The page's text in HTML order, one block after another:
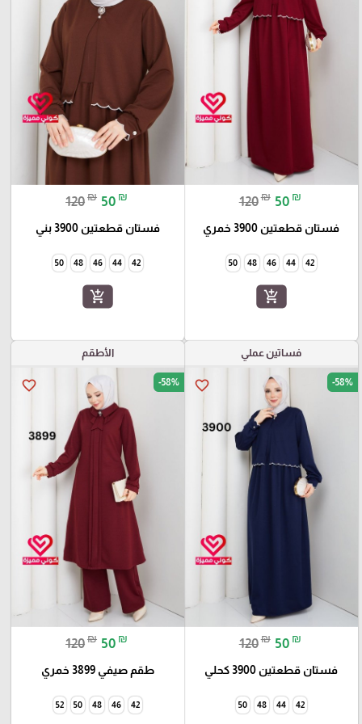
120₪ 50 ₪
فستان قطعتين 3900 خمري
42
44
46
48
50
add_shopping_cart
120₪ 50 ₪
فستان قطعتين 3900 بني
42
44
46
48
50
add_shopping_cart
فساتين عملي
favorite_border -58%
120₪ 50 ₪
فستان قطعتين 3900 كحلي
42
44
48
50
الأطقم
favorite_border -58%
120₪ 50 ₪
طقم صيفي 3899 خمري
42
46
48
50
52